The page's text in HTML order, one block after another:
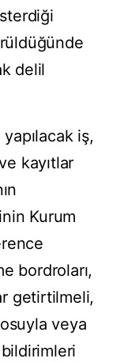
delil
iş,
kayıtlar
Kurum
bordroları,
getirtilmeli,
veya